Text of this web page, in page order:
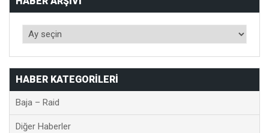
HABER KATEGORILERI
Baja – Raid
Diğer Haberler